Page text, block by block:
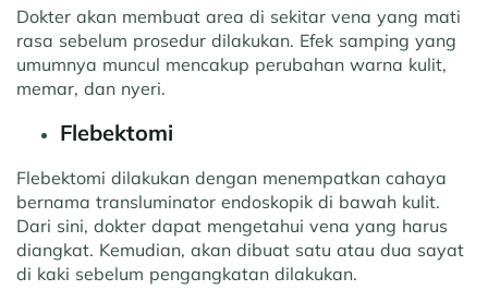
Dokter akan membuat area di sekitar vena yang mati
rasa sebelum prosedur dilakukan. Efek samping yang
umumnya muncul mencakup perubahan warna kulit,
memar, dan nyeri.
Flebektomi
Flebektomi dilakukan dengan menempatkan cahaya
bernama transluminator endoskopik di bawah kulit.
Dari sini, dokter dapat mengetahui vena yang harus
diangkat. Kemudian, akan dibuat satu atau dua sayat
di kaki sebelum pengangkatan dilakukan.